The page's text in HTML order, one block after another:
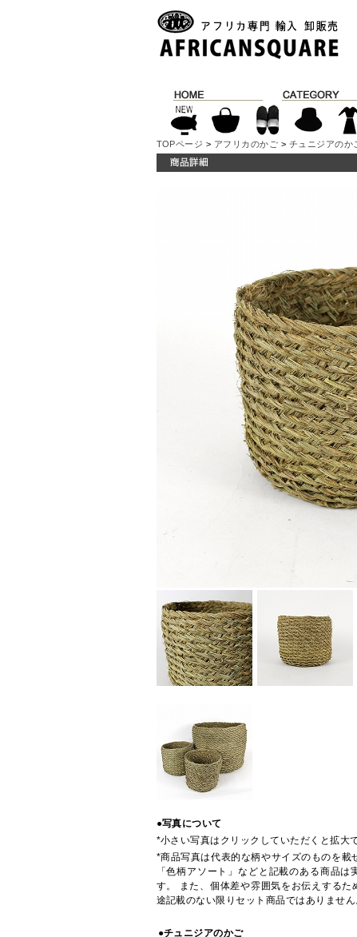
TOPページ > アフリカのかご > チュニジアのか
●写真について
*小さい写真はクリックしていただくと拡大
*商品写真は代表的な柄やサイズのものを
「色柄アソート」などと記載のある商品
す。 また、個体差や雰囲気をお伝えする
途記載のない限りセット商品ではありません
●チュニジアのかご